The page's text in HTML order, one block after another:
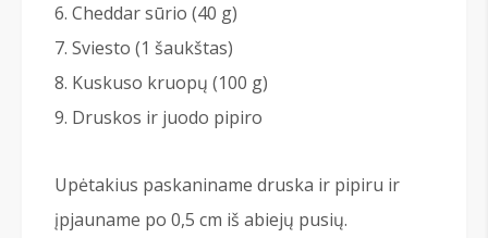
Cheddar sūrio (40 g)
Sviesto (1 šaukštas)
Kuskuso kruopų (100 g)
Druskos ir juodo pipiro
Upėtakius paskaniname druska ir pipiru ir
įpjauname po 0,5 cm iš abiejų pusių.